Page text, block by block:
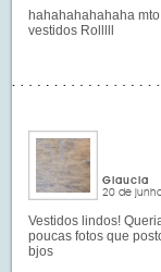
hahahahahahaha
vestidos Rolllll
Glaucia
20 de
Vestidos lindos!
poucas fotos que
bjos